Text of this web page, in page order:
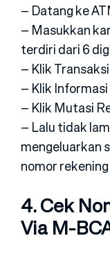
– Datang ke
– Masukkan
terdiri dari 6
– Klik
– Klik Informasi
– Klik Mutasi
– Lalu tidak
mengeluarkan
nomor
4. Cek
Via M-